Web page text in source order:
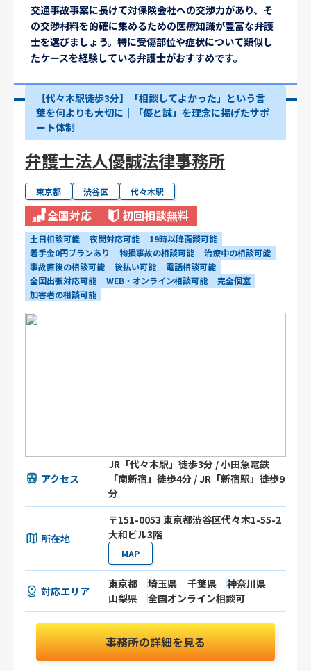
交通事故事案に長けて対保険会社への交渉力があり、そ
の交渉材料を的確に集めるための医療知識が豊富な弁護
士を選びましょう。特に受傷部位や症状について類似し
たケースを経験している弁護士がおすすめです。
【代々木駅徒歩3分】「相談してよかった」という言
葉を何よりも大切に｜「優と誠」を理念に掲げたサポ
ート体制
弁護士法人優誠法律事務所
東京都 渋谷区 代々木駅
全国対応 初回相談無料
土日相談可能 夜間対応可能
19時以降面談可能
着手金0円プランあり
物損事故の相談可能
治療中の相談可能
事故直後の相談可能
後払い可能
電話相談可能
全国出張対応可能
WEB・オンライン相談可能
完全個室
加害者の相談可能
アクセス
JR「代々木駅」徒歩3分 / 小田急電鉄
「南新宿」徒歩4分 / JR「新宿駅」徒歩9
分
所在地
〒151-0053 東京都渋谷区代々木1-55-2
大和ビル3階
MAP
対応エリア
東京都 埼玉県 千葉県
神奈川県
山梨県
全国オンライン相談可
事務所の詳細を見る